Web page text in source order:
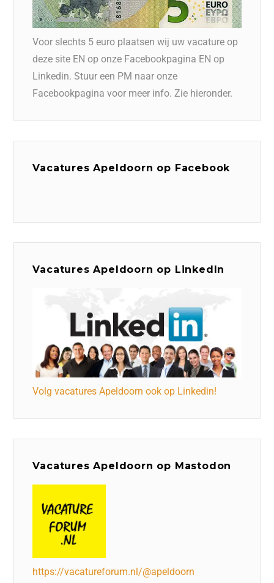
Voor slechts 5 euro plaatsen wij uw vacature op
deze site EN op onze Facebookpagina EN op
Linkedin. Stuur een PM naar onze
Facebookpagina voor meer info. Zie hieronder.
Vacatures Apeldoorn op Facebook
Vacatures Apeldoorn op LinkedIn
Volg vacatures Apeldoorn ook op Linkedin!
Vacatures Apeldoorn op Mastodon
https://vacatureforum.nl/@apeldoorn